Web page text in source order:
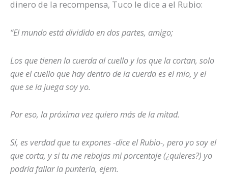
dinero de la recompensa, Tuco le dice a el Rubio:
“El mundo está dividido en dos partes, amigo;
Los que tienen la cuerda al cuello y los que la cortan, solo
que el cuello que hay dentro de la cuerda es el mio, y el
que se la juega soy yo.
Por eso, la próxima vez quiero más de la mitad.
Sí, es verdad que tu expones -dice el Rubio-, pero yo soy el
que corta, y si tu me rebajas mi porcentaje (¿quieres?) yo
podría fallar la puntería, ejem.